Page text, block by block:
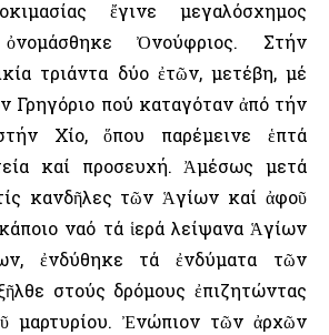
ἔγινε μεγαλόσχημος
Ὀνούφριος. Στήν
τριάντα δύο ἐτῶν, μετέβη, μέ
Γρηγόριο πού καταγόταν ἀπό τήν
Χίο, ὅπου παρέμεινε ἑπτά
καί προσευχή. Ἀμέσως μετά
κανδῆλες τῶν Ἁγίων καί ἀφοῦ
ναό τά ἱερά λείψανα Ἁγίων
ἐνδύθηκε τά ἐνδύματα τῶν
στούς δρόμους ἐπιζητώντας
μαρτυρίου. Ἐνώπιον τῶν ἀρχῶν